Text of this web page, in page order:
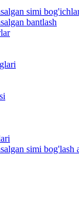
simi
bantlash
simi bog'lash